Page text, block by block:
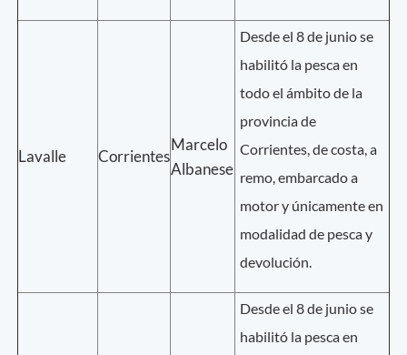
Lavalle Corrientes
Marcelo
Albanese
Desde el 8 de junio se
habilitó la pesca en
todo el ámbito de la
provincia de
Corrientes, de costa, a
remo, embarcado a
motor y únicamente en
modalidad de pesca y
devolución.
Desde el 8 de junio se
habilitó la pesca en